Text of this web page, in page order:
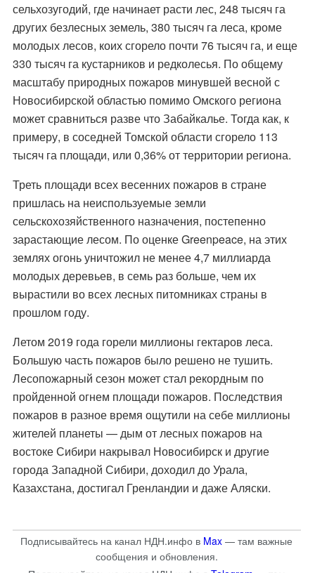
сельхозугодий, где начинает расти лес, 248 тысяч га
других безлесных земель, 380 тысяч га леса, кроме
молодых лесов, коих сгорело почти 76 тысяч га, и еще
330 тысяч га кустарников и редколесья. По общему
масштабу природных пожаров минувшей весной с
Новосибирской областью помимо Омского региона
может сравниться разве что Забайкалье. Тогда как, к
примеру, в соседней Томской области сгорело 113
тысяч га площади, или 0,36% от территории региона.
Треть площади всех весенних пожаров в стране
пришлась на неиспользуемые земли
сельскохозяйственного назначения, постепенно
зарастающие лесом. По оценке Greenpeace, на этих
землях огонь уничтожил не менее 4,7 миллиарда
молодых деревьев, в семь раз больше, чем их
вырастили во всех лесных питомниках страны в
прошлом году.
Летом 2019 года горели миллионы гектаров леса.
Большую часть пожаров было решено не тушить.
Лесопожарный сезон может стал рекордным по
пройденной огнем площади пожаров. Последствия
пожаров в разное время ощутили на себе миллионы
жителей планеты — дым от лесных пожаров на
востоке Сибири накрывал Новосибирск и другие
города Западной Сибири, доходил до Урала,
Казахстана, достигал Гренландии и даже Аляски.
Подписывайтесь на канал НДН.инфо в Max — там важные
сообщения и обновления.